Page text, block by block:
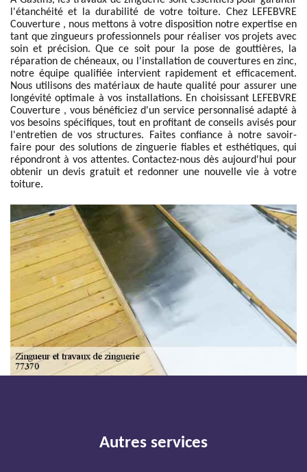
l'étanchéité et la durabilité de votre toiture. Chez LEFEBVRE
Couverture , nous mettons à votre disposition notre expertise en
tant que zingueurs professionnels pour réaliser vos projets avec
soin et précision. Que ce soit pour la pose de gouttières, la
réparation de chéneaux, ou l'installation de couvertures en zinc,
notre équipe qualifiée intervient rapidement et efficacement.
Nous utilisons des matériaux de haute qualité pour assurer une
longévité optimale à vos installations. En choisissant LEFEBVRE
Couverture , vous bénéficiez d'un service personnalisé adapté à
vos besoins spécifiques, tout en profitant de conseils avisés pour
l'entretien de vos structures. Faites confiance à notre savoir-
faire pour des solutions de zinguerie fiables et esthétiques, qui
répondront à vos attentes. Contactez-nous dès aujourd'hui pour
obtenir un devis gratuit et redonner une nouvelle vie à votre
toiture.
Autres services